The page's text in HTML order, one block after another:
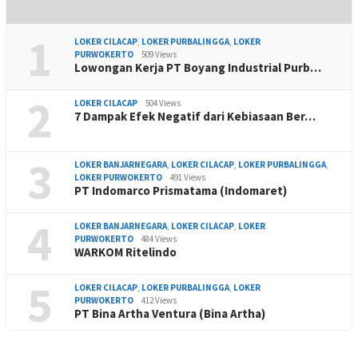
1 LOKER CILACAP LOKER PURBALINGGA LOKER
PURWOKERTO
509 Views
Lowongan Kerja PT Boyang Industrial Purb…
2 LOKER CILACAP 504 Views
7 Dampak Efek Negatif dari Kebiasaan Ber…
3 LOKER BANJARNEGARA LOKER CILACAP LOKER PURBALINGGA
LOKER PURWOKERTO
491 Views
PT Indomarco Prismatama (Indomaret)
4 LOKER BANJARNEGARA LOKER CILACAP LOKER
PURWOKERTO
484 Views
WARKOM Ritelindo
5 LOKER CILACAP LOKER PURBALINGGA LOKER
PURWOKERTO
412 Views
PT Bina Artha Ventura (Bina Artha)